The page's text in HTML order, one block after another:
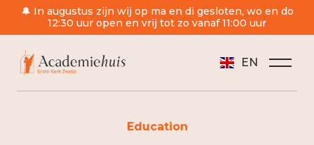
🔔 In augustus zijn wij op ma en di gesloten, wo en do
12:30 uur open en vrij tot zo vanaf 11:00 uur
EN
/ Education
Education